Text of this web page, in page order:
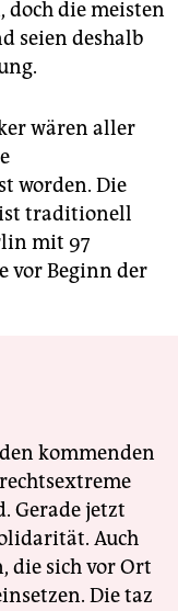
doch die meisten
seien deshalb
wären aller
worden. Die
ist traditionell
mit 97
vor Beginn der
kommenden
Gerade jetzt
Auch
die sich vor Ort
Die taz